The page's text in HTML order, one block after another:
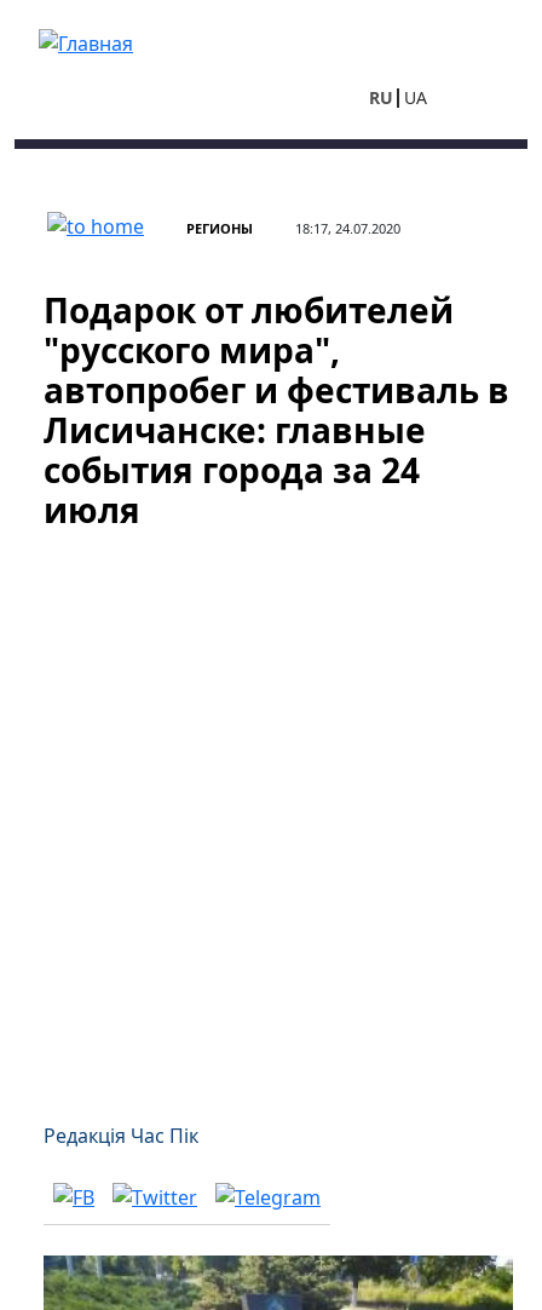
RU UA
РЕГИОНЫ 18:17, 24.07.2020
Подарок от любителей
"русского мира",
автопробег и фестиваль в
Лисичанске: главные
события города за 24
июля
Редакція Час Пік